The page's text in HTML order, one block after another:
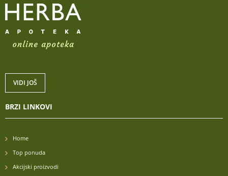
VIDI JOŠ
BRZI LINKOVI
Home
Top ponuda
Akcijski proizvodi